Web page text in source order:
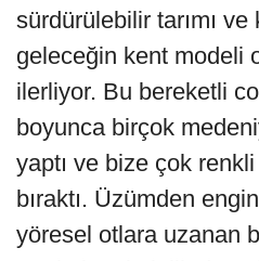
sürdürülebilir tarımı
geleceğin kent modeli
ilerliyor. Bu bereketli
boyunca birçok
yaptı ve bize çok
bıraktı. Üzümden
yöresel otlara uzanan